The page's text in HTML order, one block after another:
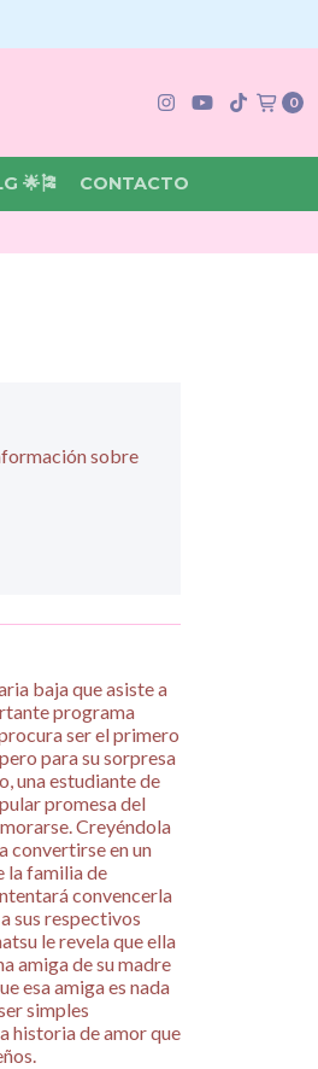
0
🌟🎏 CONTACTO
sobre
baja que asiste a
programa
ser el primero
para su sorpresa
una estudiante de
promesa del
Creyéndola
convertirse en un
la familia de
convencerla
sus respectivos
le revela que ella
amiga de su madre
esa amiga es nada
simples
historia de amor que